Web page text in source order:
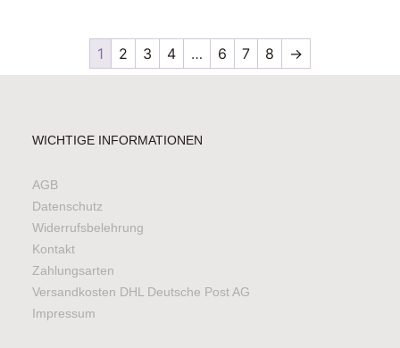
1 2 3 4 … 6 7 8 →
WICHTIGE INFORMATIONEN
AGB
Datenschutz
Widerrufsbelehrung
Kontakt
Zahlungsarten
Versandkosten DHL Deutsche Post AG
Impressum